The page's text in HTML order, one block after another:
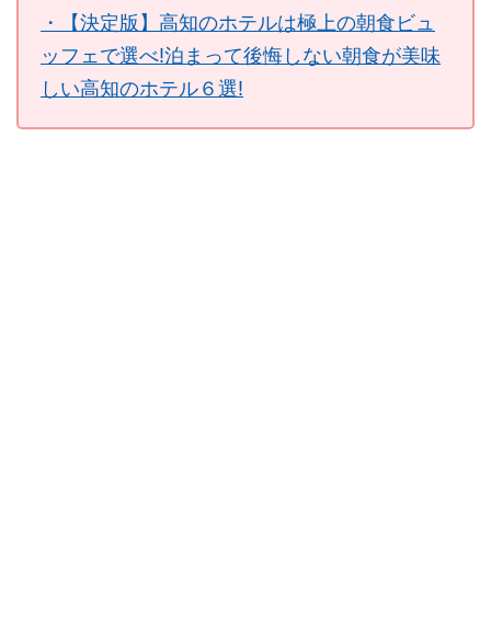
・【決定版】高知のホテルは極上の朝食ビュ
ッフェで選べ!泊まって後悔しない朝食が美味
しい高知のホテル６選!